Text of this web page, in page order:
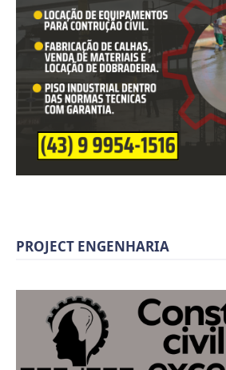
PROJECT ENGENHARIA